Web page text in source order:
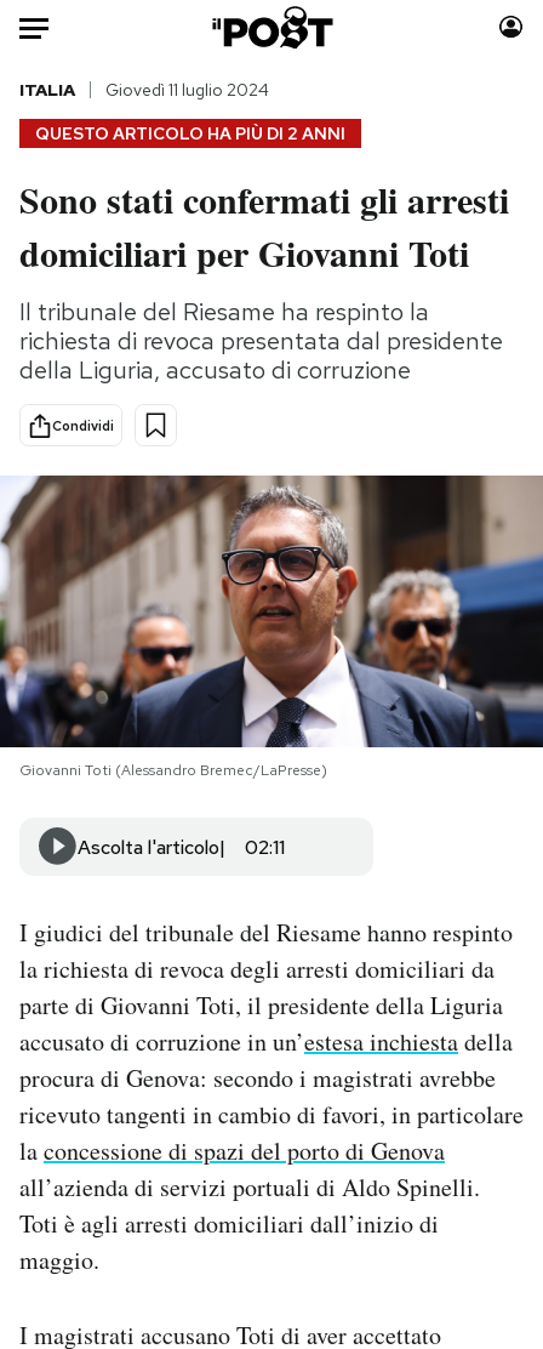
HOME
Italia
Politica
Tecnologia
Internet
Scienza
Cultura
Economia
Moda
Consumismi
Storie/Idee
Ok Boomer!
Media
Mondiali calcio 2026
PODCAST
NEWSLETTER
I MIEI PREFERITI
SHOP
Area Personale
Newsletter
Notifiche mobile
Hai bisogno di aiuto?
Esci
QUESTO ARTICOLO HA PIÙ DI 2 ANNI
ITALIA Giovedì 11 luglio 2024
Sono stati confermati gli arresti
domiciliari per Giovanni Toti
Il tribunale del Riesame ha respinto la
richiesta di revoca presentata dal presidente
della Liguria, accusato di corruzione
Condividi
Giovanni Toti (Alessandro Bremec/LaPresse)
Ascolta l'articolo 02:11
I giudici del tribunale del Riesame hanno respinto
la richiesta di revoca degli arresti domiciliari da
parte di Giovanni Toti, il presidente della Liguria
accusato di corruzione in un’estesa inchiestadella
procura di Genova: secondo i magistrati avrebbe
ricevuto tangenti in cambio di favori, in particolare
laconcessione di spazi del porto di Genova
all’azienda di servizi portuali di Aldo Spinelli.
Toti è agli arresti domiciliari dall’inizio di
maggio.
I magistrati accusano Toti di aver accettato